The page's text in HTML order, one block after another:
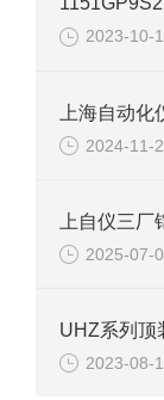
2023-10-
2024-11-
2025-07-
2023-08-